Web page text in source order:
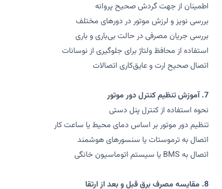
اطمینان از جهت گردش صحیح پروانه
بررسی نویز و لرزش موتور در دورهای مختلف
بررسی جریان مصرفی در حالت بی‌باری و باری
استفاده از محافظ ولتاژ برای جلوگیری از نوسانات
اتصال صحیح ارت و عایق‌کاری اتصالات
7. آموزش تنظیم کنترل دور موتور
نحوه استفاده از کنترل پنل دستی
تنظیم دور موتور بر اساس دمای محیط یا ساعت کار
اتصال به ترموستات یا سنسورهای هوشمند
اتصال به BMS یا سیستم اتوماسیون خانگی
8. مقایسه مصرف برق قبل و بعد از ارتقا